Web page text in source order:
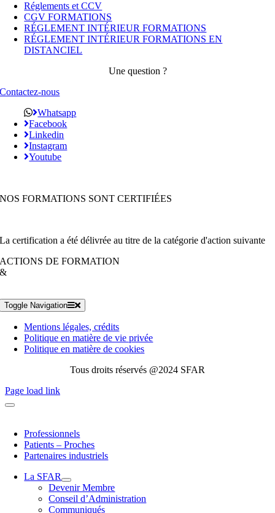
Réglements et CCV
CGV FORMATIONS
RÉGLEMENT INTÉRIEUR FORMATIONS
RÉGLEMENT INTÉRIEUR FORMATIONS EN
DISTANCIEL
Une question ?
Contactez-nous
Whatsapp
Facebook
Linkedin
Instagram
Youtube
NOS FORMATIONS SONT CERTIFIÉES
La certification a été délivrée au titre de la catégorie d'action suivante
ACTIONS DE FORMATION
&
Toggle Navigation
Mentions légales, crédits
Politique en matière de vie privée
Politique en matière de cookies
Tous droits réservés @2024 SFAR
Page load link
Professionnels
Patients – Proches
Partenaires industriels
La SFAR
Devenir Membre
Conseil d’Administration
Communiqués